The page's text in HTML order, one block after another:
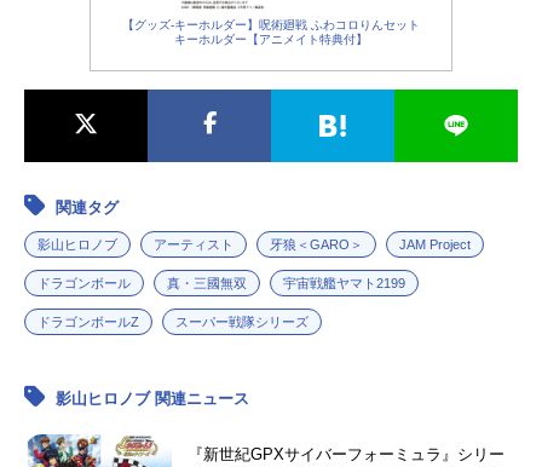
【グッズ-キーホルダー】呪術廻戦 ふわコロりんセット
キーホルダー【アニメイト特典付】
関連タグ
影山ヒロノブ アーティスト 牙狼＜GARO＞ JAM Project
ドラゴンボール 真・三國無双 宇宙戦艦ヤマト2199
ドラゴンボールZ スーパー戦隊シリーズ
影山ヒロノブ 関連ニュース
『新世紀GPXサイバーフォーミュラ』シリー